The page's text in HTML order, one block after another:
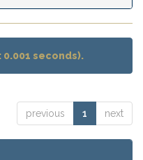
0.001 seconds).
previous 1 next